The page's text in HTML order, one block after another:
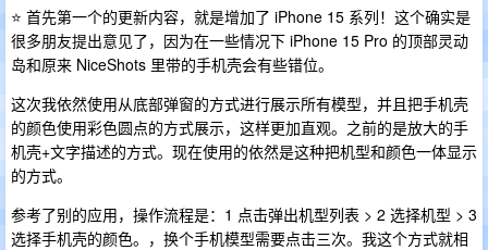
⭐️ 首先第一个的更新内容，就是增加了 iPhone 15 系列！这个确实是
很多朋友提出意见了，因为在一些情况下 iPhone 15 Pro 的顶部灵动
岛和原来 NiceShots 里带的手机壳会有些错位。
这次我依然使用从底部弹窗的方式进行展示所有模型，并且把手机壳
的颜色使用彩色圆点的方式展示，这样更加直观。之前的是放大的手
机壳+文字描述的方式。现在使用的依然是这种把机型和颜色一体显示
的方式。
参考了别的应用，操作流程是：1 点击弹出机型列表 > 2 选择机型 > 3
选择手机壳的颜色。，换个手机模型需要点击三次。我这个方式就相